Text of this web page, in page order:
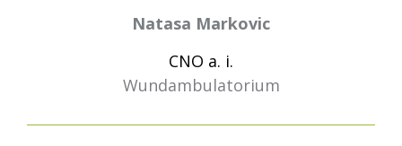
Natasa Markovic
CNO a. i.
Wundambulatorium